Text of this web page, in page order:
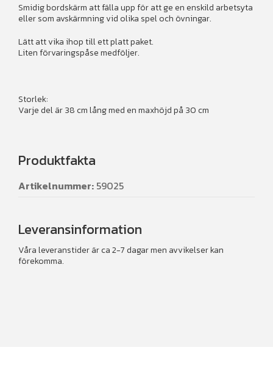
Smidig bordskärm att fälla upp för att ge en enskild arbetsyta
eller som avskärmning vid olika spel och övningar.
Lätt att vika ihop till ett platt paket.
Liten förvaringspåse medföljer.
Storlek:
Varje del är 38 cm lång med en maxhöjd på 30 cm
Produktfakta
Artikelnummer: 59025
Leveransinformation
Våra leveranstider är ca 2-7 dagar men avvikelser kan
förekomma.